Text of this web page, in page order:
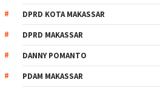
DPRD KOTA MAKASSAR
DPRD MAKASSAR
DANNY POMANTO
PDAM MAKASSAR